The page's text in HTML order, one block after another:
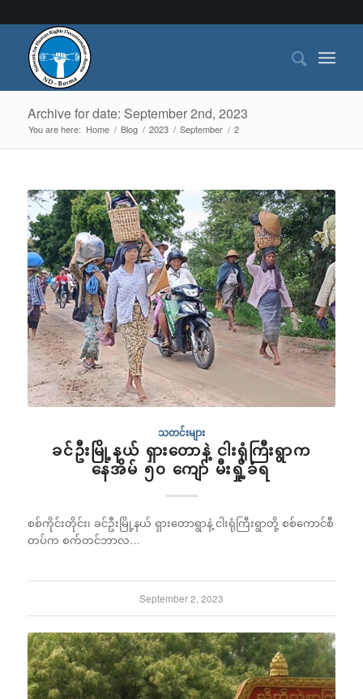
Archive for date: September 2nd, 2023
You are here: Home / Blog / 2023 / September / 2
သတင်းများ
ခင်ဦးမြို့နယ် ရှားတောနဲ့ ငါးရုံကြီးရွာက
နေအိမ် ၅၀ ကျော် မီးရှို့ခံရ
စစ်ကိုင်းတိုင်း၊ ခင်ဦးမြို့နယ် ရှားတောရွာနဲ့ ငါးရုံကြီးရွာတို့ စစ်ကောင်စီ
တပ်က စက်တင်ဘာလ…
September 2, 2023